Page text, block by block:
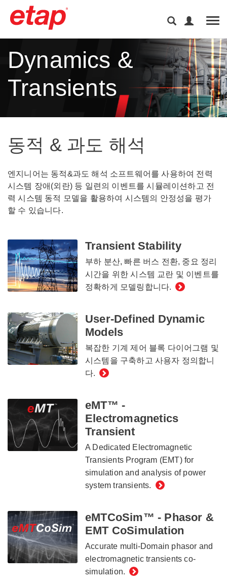
Dynamics &
Transients
동적 & 과도 해석
엔지니어는 동적&과도 해석 소프트웨어를 사용하여 전력
시스템 장애(외란) 등 일련의 이벤트를 시뮬레이션하고 전
력 시스템 동적 모델을 활용하여 시스템의 안정성을 평가
할 수 있습니다.
Transient Stability
부하 분산, 빠른 버스 전환, 중요 정리
시간을 위한 시스템 교란 및 이벤트를
정확하게 모델링합니다.
User-Defined Dynamic
Models
복잡한 기계 제어 블록 다이어그램 및
시스템을 구축하고 사용자 정의합니
다.
eMT™ -
Electromagnetics
Transient
A Dedicated Electromagnetic
Transients Program (EMT) for
simulation and analysis of power
system transients.
eMTCoSim™ - Phasor &
EMT CoSimulation
Accurate multi-Domain phasor and
electromagnetic transients co-
simulation.